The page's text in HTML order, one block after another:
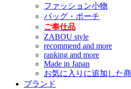
ファッション小物
バッグ・ポーチ
ご奉仕品
ZABOU style
recommend and more
ranking and more
Made in Japan
お気に入りに追加した
ブランド